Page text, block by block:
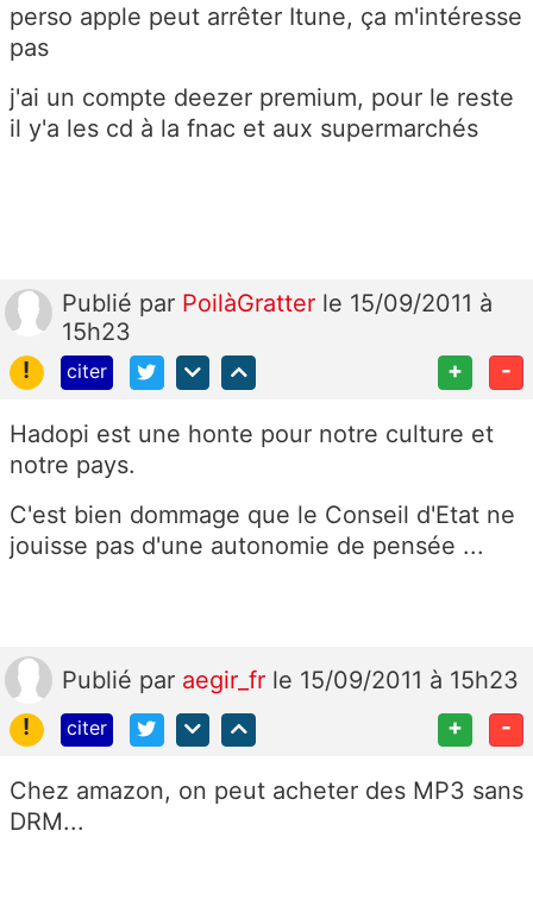
perso apple peut arrêter Itune, ça m'intéresse
pas
j'ai un compte deezer premium, pour le reste
il y'a les cd à la fnac et aux supermarchés
Publié par PoilàGratter le 15/09/2011 à
15h23
!
citer + -
Hadopi est une honte pour notre culture et
notre pays.
C'est bien dommage que le Conseil d'Etat ne
jouisse pas d'une autonomie de pensée ...
Publié par aegir_fr le 15/09/2011 à 15h23
!
citer + -
Chez amazon, on peut acheter des MP3 sans
DRM...